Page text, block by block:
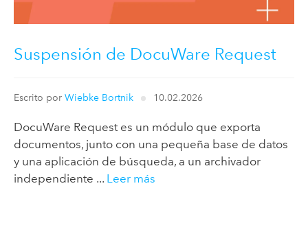
Suspensión de DocuWare Request
Escrito por Wiebke Bortnik 10.02.2026
DocuWare Request es un módulo que exporta
documentos, junto con una pequeña base de datos
y una aplicación de búsqueda, a un archivador
independiente ... Leer más